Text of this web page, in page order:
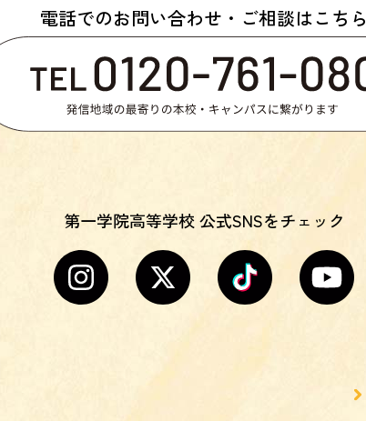
電話でのお問い合わせ・ご相談はこちら
第一学院高等学校 公式SNSをチェック